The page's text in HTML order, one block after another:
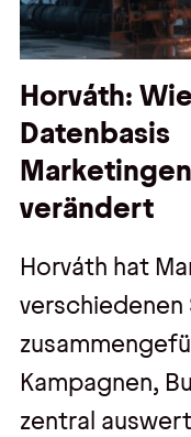
Horváth:
Datenbasis
verändert
Horváth hat
verschiedenen
Kampagnen,
zentral